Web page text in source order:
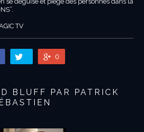
TV
0
BLUFF PAR PATRICK